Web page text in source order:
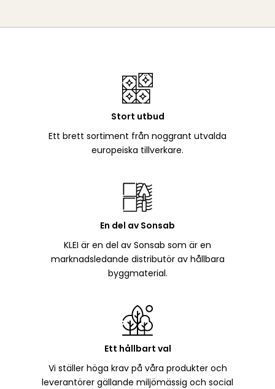
Stort utbud
Ett brett sortiment från noggrant utvalda
europeiska tillverkare.
En del av Sonsab
KLEI är en del av Sonsab som är en
marknadsledande distributör av hållbara
byggmaterial.
Ett hållbart val
Vi ställer höga krav på våra produkter och
leverantörer gällande miljömässig och social